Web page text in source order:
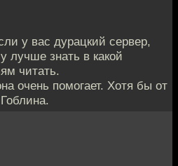
у вас дурацкий сервер,
лучше знать в какой
читать.
очень помогает. Хотя бы от